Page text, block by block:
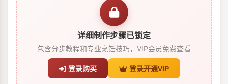
详细制作步骤已锁定
包含分步教程和专业烹饪技巧，VIP会员免费查看
登录购买 登录开通VIP